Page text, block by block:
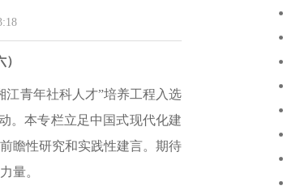
江青年社科人才”培养工程入选
。本专栏立足中国式现代化建
瞻性研究和实践性建言。期待
量。